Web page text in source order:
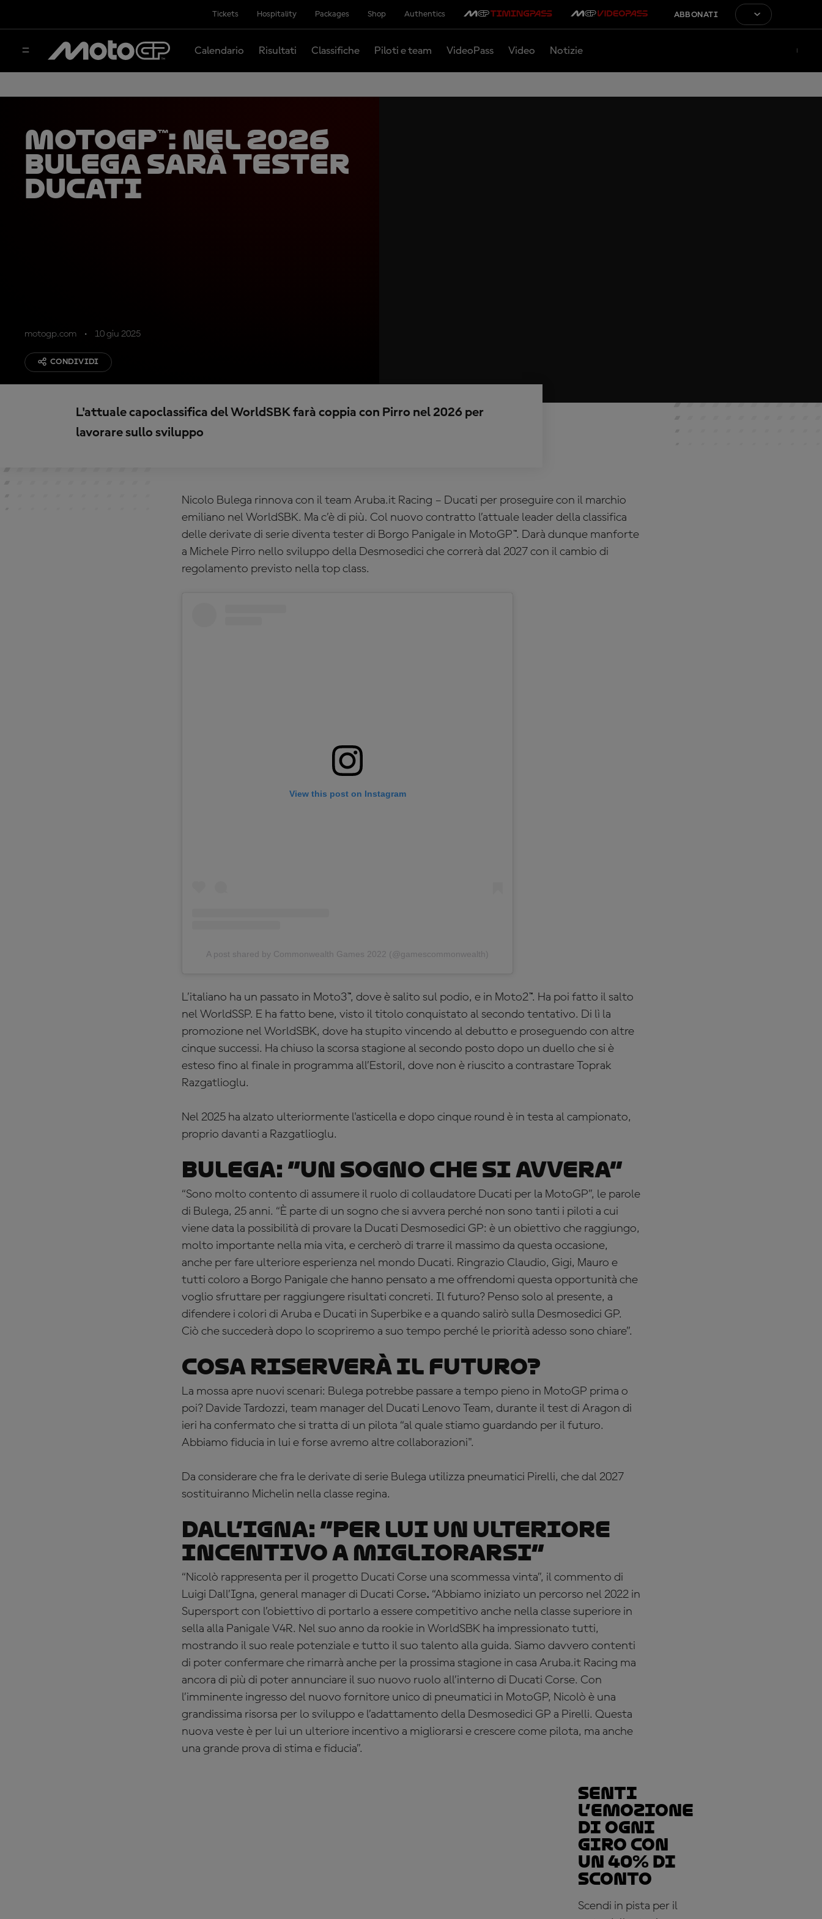
Tickets Hospitality Packages Shop Authentics ABBONATI
Calendario Risultati Classifiche Piloti e team VideoPass Video Notizie
MotoGP™: nel 2026
Bulega sarà tester
Ducati
motogp.com 10 giu 2025
CONDIVIDI
L'attuale capoclassifica del WorldSBK farà coppia con Pirro nel 2026 per
lavorare sullo sviluppo
Nicolo Bulega rinnova con il team Aruba.it Racing – Ducati per proseguire con il marchio
emiliano nel WorldSBK. Ma c’è di più. Col nuovo contratto l’attuale leader della classifica
delle derivate di serie diventa tester di Borgo Panigale in MotoGP™. Darà dunque manforte
a Michele Pirro nello sviluppo della Desmosedici che correrà dal 2027 con il cambio di
regolamento previsto nella top class.
View this post on Instagram
A post shared by Commonwealth Games 2022 (@gamescommonwealth)
L’italiano ha un passato in Moto3™, dove è salito sul podio, e in Moto2™. Ha poi fatto il salto
nel WorldSSP. E ha fatto bene, visto il titolo conquistato al secondo tentativo. Di lì la
promozione nel WorldSBK, dove ha stupito vincendo al debutto e proseguendo con altre
cinque successi. Ha chiuso la scorsa stagione al secondo posto dopo un duello che si è
esteso fino al finale in programma all’Estoril, dove non è riuscito a contrastare Toprak
Razgatlioglu.
Nel 2025 ha alzato ulteriormente l'asticella e dopo cinque round è in testa al campionato,
proprio davanti a Razgatlioglu.
Bulega: “Un sogno che si avvera”
“Sono molto contento di assumere il ruolo di collaudatore Ducati per la MotoGP”, le parole
di Bulega, 25 anni. “È parte di un sogno che si avvera perché non sono tanti i piloti a cui
viene data la possibilità di provare la Ducati Desmosedici GP: è un obiettivo che raggiungo,
molto importante nella mia vita, e cercherò di trarre il massimo da questa occasione,
anche per fare ulteriore esperienza nel mondo Ducati. Ringrazio Claudio, Gigi, Mauro e
tutti coloro a Borgo Panigale che hanno pensato a me offrendomi questa opportunità che
voglio sfruttare per raggiungere risultati concreti. Il futuro? Penso solo al presente, a
difendere i colori di Aruba e Ducati in Superbike e a quando salirò sulla Desmosedici GP.
Ciò che succederà dopo lo scopriremo a suo tempo perché le priorità adesso sono chiare”.
Cosa riserverà il futuro?
La mossa apre nuovi scenari: Bulega potrebbe passare a tempo pieno in MotoGP prima o
poi? Davide Tardozzi, team manager del Ducati Lenovo Team, durante il test di Aragon di
ieri ha confermato che si tratta di un pilota “al quale stiamo guardando per il futuro.
Abbiamo fiducia in lui e forse avremo altre collaborazioni".
Da considerare che fra le derivate di serie Bulega utilizza pneumatici Pirelli, che dal 2027
sostituiranno Michelin nella classe regina.
Dall’Igna: “Per lui un ulteriore
incentivo a migliorarsi”
“Nicolò rappresenta per il progetto Ducati Corse una scommessa vinta”, il commento di
Luigi Dall’Igna, general manager di Ducati Corse. “Abbiamo iniziato un percorso nel 2022 in
Supersport con l’obiettivo di portarlo a essere competitivo anche nella classe superiore in
sella alla Panigale V4R. Nel suo anno da rookie in WorldSBK ha impressionato tutti,
mostrando il suo reale potenziale e tutto il suo talento alla guida. Siamo davvero contenti
di poter confermare che rimarrà anche per la prossima stagione in casa Aruba.it Racing ma
ancora di più di poter annunciare il suo nuovo ruolo all’interno di Ducati Corse. Con
l’imminente ingresso del nuovo fornitore unico di pneumatici in MotoGP, Nicolò è una
grandissima risorsa per lo sviluppo e l’adattamento della Desmosedici GP a Pirelli. Questa
nuova veste è per lui un ulteriore incentivo a migliorarsi e crescere come pilota, ma anche
una grande prova di stima e fiducia”.
Senti
l’emozione
di ogni
giro con
un 40% di
sconto
Scendi in pista per il